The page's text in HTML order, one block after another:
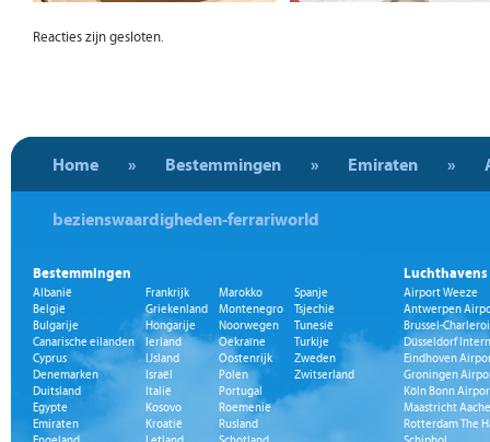
Reacties zijn gesloten.
Home » Bestemmingen » Emiraten »
bezienswaardigheden-ferrariworld
Bestemmingen
Albanië
België
Bulgarije
Canarische eilanden
Cyprus
Denemarken
Duitsland
Egypte
Emiraten
Frankrijk
Griekenland
Hongarije
Ierland
IJsland
Israël
Italië
Kosovo
Kroatië
Marokko
Montenegro
Noorwegen
Oekraïne
Oostenrijk
Polen
Portugal
Roemenië
Rusland
Spanje
Tsjechië
Tunesië
Turkije
Zweden
Zwitserland
Luchthavens
Airport Weeze
Antwerpen
Brussel-
Düsseldorf
Eindhoven
Groningen
Köln Bonn
Maastricht
Rotterdam The